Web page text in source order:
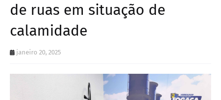
de ruas em situação de
calamidade
janeiro 20, 2025